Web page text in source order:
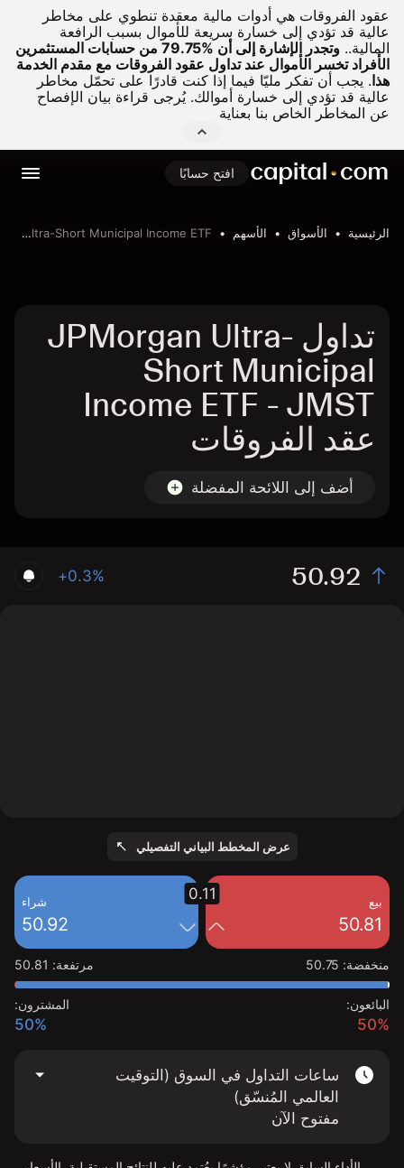
عقود الفروقات هي أدوات مالية معقدة تنطوي على مخاطر
عالية قد تؤدي إلى خسارة سريعة للأموال بسبب الرافعة
المالية..
وتجدر الإشارة إلى أن %79.75 من حسابات المستثمرين
الأفراد تخسر الأموال عند تداول عقود الفروقات مع مقدم الخدمة
هذا. يجب أن تفكر مليّا فيما إذا كنت قادرًا على تحمّل مخاطر
عالية قد تؤدي إلى خسارة أموالك. يُرجى قراءة بيان الإفصاح
عن المخاطر الخاص بنا بعناية
افتح حسابًا
الرئيسية الأسواق الأسهم JPMorgan Ultra-Short Municipal Income ETF
تداول JPMorgan Ultra-
Short Municipal
Income ETF - JMST
عقد الفروقات
أضف إلى اللائحة المفضلة
50.92
+0.3%
عرض المخطط البياني التفصيلي
بيع
50.81
شراء
50.92
0.11
منخفضة:
50.75 مرتفعة:
50.81
البائعون:
50%
المشترون:
50%
ساعات التداول في السوق (التوقيت
العالمي المُنسّق)
مفتوح الآن